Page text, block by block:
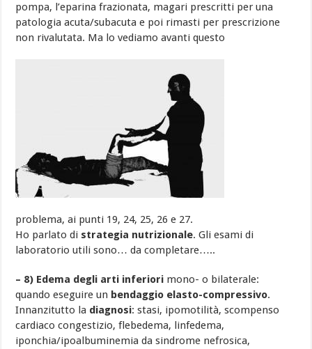
pompa, l’eparina frazionata, magari prescritti per una
patologia acuta/subacuta e poi rimasti per prescrizione
non rivalutata. Ma lo vediamo avanti questo
problema, ai punti 19, 24, 25, 26 e 27.
Ho parlato di strategia nutrizionale. Gli esami di
laboratorio utili sono… da completare…..
– 8) Edema degli arti inferiori mono- o bilaterale:
quando eseguire un bendaggio elasto-compressivo.
Innanzitutto la diagnosi: stasi, ipomotilità, scompenso
cardiaco congestizio, flebedema, linfedema,
iponchia/ipoalbuminemia da sindrome nefrosica,